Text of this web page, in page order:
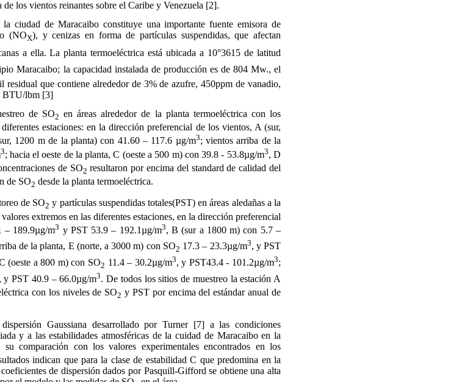
los vientos reinantes sobre el Caribe y Venezuela [2].
ciudad de Maracaibo constituye una importante fuente emisora de
(NOX), y cenizas en forma de partículas suspendidas, que afectan
a ella. La planta termoeléctrica está ubicada a 10°3615 de latitud
Maracaibo; la capacidad instalada de producción es de 804 Mw., el
residual que contiene alrededor de 3% de azufre, 450ppm de vanadio,
BTU/lbm [3]
de SO2 en áreas alrededor de la planta termoeléctrica con los
estaciones: en la dirección preferencial de los vientos, A (sur,
1200 m de la planta) con 41.60 – 117.6 µg/m3; vientos arriba de la
3; hacia el oeste de la planta, C (oeste a 500 m) con 39.8 - 53.8µg/m3, D
de SO2 resultaron por encima del standard de calidad del
de SO2 desde la planta termoeléctrica.
de SO2 y partículas suspendidas totales(PST) en áreas aledañas a la
extremos en las diferentes estaciones, en la dirección preferencial
– 189.9µg/m3 y PST 53.9 – 192.1µg/m3, B (sur a 1800 m) con 5.7 –
de la planta, E (norte, a 3000 m) con SO2 17.3 – 23.3µg/m3, y PST
(oeste a 800 m) con SO2 11.4 – 30.2µg/m3, y PST43.4 - 101.2µg/m3;
, y PST 40.9 – 66.0µg/m3. De todos los sitios de muestreo la estación A
con los niveles de SO2 y PST por encima del estándar anual de
Gaussiana desarrollado por Turner [7] a las condiciones
y a las estabilidades atmosféricas de la cuidad de Maracaibo en la
su comparación con los valores experimentales encontrados en los
indican que para la clase de estabilidad C que predomina en la
de dispersión dados por Pasquill-Gifford se obtiene una alta